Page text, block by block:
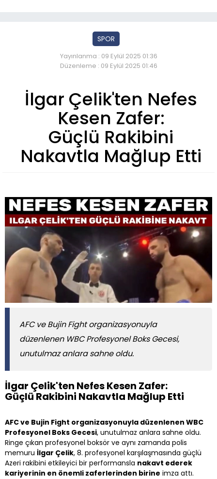
SPOR
Yayınlanma : 09 Eylül 2025 01:36
Düzenleme : 09 Eylül 2025 01:46
İlgar Çelik'ten Nefes
Kesen Zafer:
Güçlü Rakibini
Nakavtla Mağlup Etti
AFC ve Bujin Fight organizasyonuyla
düzenlenen WBC Profesyonel Boks Gecesi,
unutulmaz anlara sahne oldu.
İlgar Çelik'ten Nefes Kesen Zafer:
Güçlü Rakibini Nakavtla Mağlup Etti
AFC ve Bujin Fight organizasyonuyla düzenlenen WBC
Profesyonel Boks Gecesi, unutulmaz anlara sahne oldu.
Ringe çıkan profesyonel boksör ve aynı zamanda polis
memuru İlgar Çelik, 8. profesyonel karşılaşmasında güçlü
Azeri rakibini etkileyici bir performansla nakavt ederek
kariyerinin en önemli zaferlerinden birine imza attı.